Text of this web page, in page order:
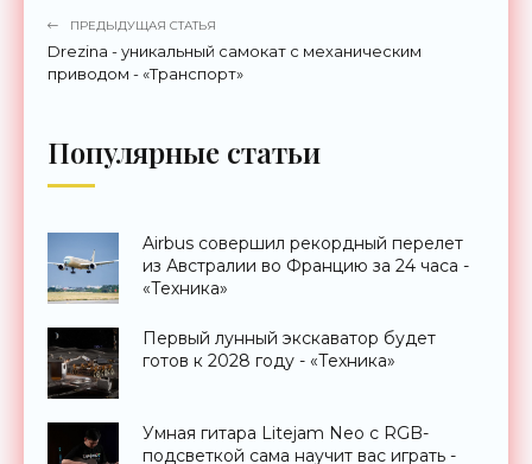
ПРЕДЫДУЩАЯ СТАТЬЯ
Drezina - уникальный самокат с механическим
приводом - «Транспорт»
Популярные статьи
Airbus совершил рекордный перелет
из Австралии во Францию за 24 часа -
«Техника»
Первый лунный экскаватор будет
готов к 2028 году - «Техника»
Умная гитара Litejam Neo с RGB-
подсветкой сама научит вас играть -